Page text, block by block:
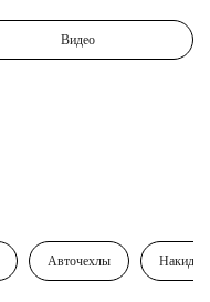
Видео
Авточехлы Накидки